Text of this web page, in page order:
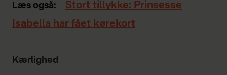
Læs også:
Stort tillykke: Prinsesse
Isabella har fået kørekort
Kærlighed